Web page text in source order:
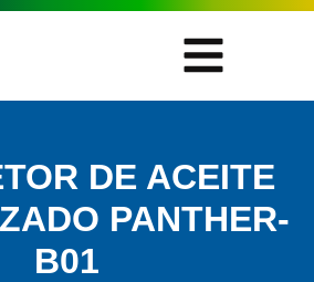
DE ACEITE
PANTHER-
B01